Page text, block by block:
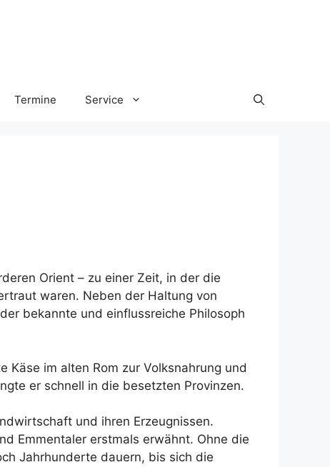
Termine Service
Orient – zu einer Zeit, in der die
waren. Neben der Haltung von
bekannte und einflussreiche Philosoph
Käse im alten Rom zur Volksnahrung und
er schnell in die besetzten Provinzen.
und ihren Erzeugnissen.
Emmentaler erstmals erwähnt. Ohne die
Jahrhunderte dauern, bis sich die